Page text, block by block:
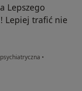
Lepszego
Lepiej trafić nie
•